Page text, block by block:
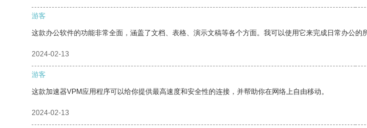
游客
这款办公软件的功能非常全面，涵盖了文档、表格、演示文稿等各个方面。我可以使用它来完成日常办公的
2024-02-13
游客
这款加速器VPM应用程序可以给你提供最高速度和安全性的连接，并帮助你在网络上自由移动。
2024-02-13